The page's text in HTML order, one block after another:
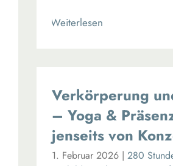
Read More
Verkörperung
– Yoga &
jenseits von
1. Februar 2026 | 280